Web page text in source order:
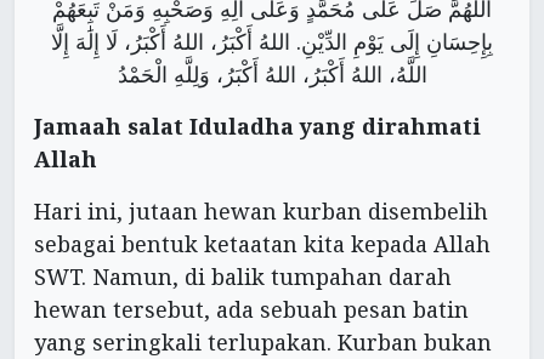
اَللَّهُمَّ صَلِّ عَلَى مُحَمَّدٍ وَعَلَى آلِهِ وَصَحْبِهِ وَمَنْ تَبِعَهُمْ
بِإِحِسَانِ إِلَى يَوْمِ الدِّيْنِ. اللهُ أَكْبَرُ، اللهُ أَكْبَرُ، لَا إِلَٰهَ إِلَّا
اللَّهُ، اللهُ أَكْبَرُ، اللهُ أَكْبَرُ، وَلِلَّهِ الْحَمْدُ
Jamaah salat Iduladha yang dirahmati
Allah
Hari ini, jutaan hewan kurban disembelih
sebagai bentuk ketaatan kita kepada Allah
SWT. Namun, di balik tumpahan darah
hewan tersebut, ada sebuah pesan batin
yang seringkali terlupakan. Kurban bukan